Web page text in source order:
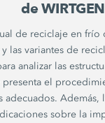
de WIRTGEN
de reciclaje en frío
las variantes de
analizar las
presenta el
adecuados. Además,
sobre la